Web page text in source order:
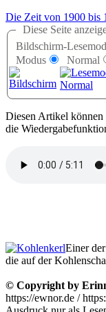
Die Zeit von 1900 bis
Diese Seite
Bildschirm-
Modus
Normal
Diesen Artikel können
die
Einer
die auf der
© Copyright by
https://ewnor.de /